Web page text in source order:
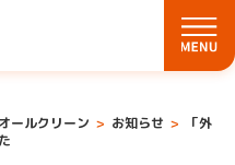
ールクリーン お知らせ
「外